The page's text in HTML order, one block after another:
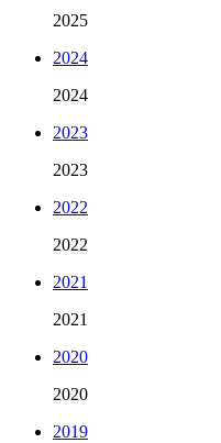
2025
2024
2024
2023
2023
2022
2022
2021
2021
2020
2020
2019